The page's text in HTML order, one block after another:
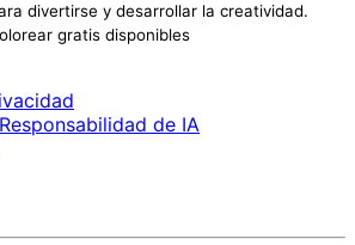
divertirse y desarrollar la creatividad.
gratis disponibles
de IA